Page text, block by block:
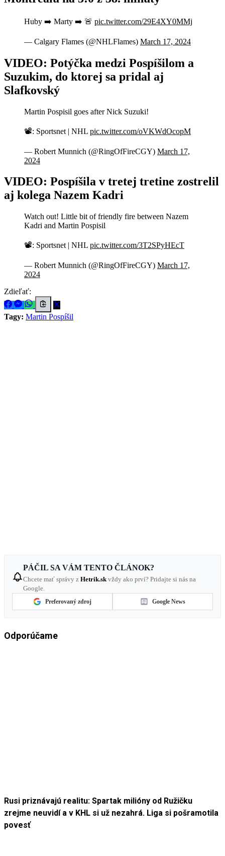
Huby ➡️ Marty ➡️ 🚨 pic.twitter.com/29E4XY0MMj
— Calgary Flames (@NHLFlames) March 17, 2024
VIDEO: Potýčka medzi Pospíšilom a
Suzukim, do ktorej sa pridal aj
Slafkovský
Martin Pospisil goes after Nick Suzuki!
📽️: Sportsnet | NHL pic.twitter.com/oVKWdOcopM
— Robert Munnich (@RingOfFireCGY) March 17,
2024
VIDEO: Pospíšila v tretej tretine zostrelil
aj kolega Nazem Kadri
Watch out! Little bit of friendly fire between Nazem
Kadri and Martin Pospisil
📽️: Sportsnet | NHL pic.twitter.com/3T2SPyHEcT
— Robert Munnich (@RingOfFireCGY) March 17,
2024
Zdieľať:
Tagy: Martin Pospíšil
PÁČIL SA VÁM TENTO ČLÁNOK?
Chcete mať správy z Hetrik.skvždy ako prví? Pridajte si nás na
Google.
Preferovaný zdroj Google News
Odporúčame
Rusi priznávajú realitu: Spartak milióny od Ružičku
zrejme neuvidí a v KHL si už nezahrá. Liga si pošramotila
povesť